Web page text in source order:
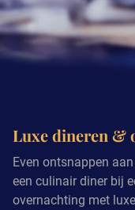
Luxe dineren &
Even ontsnappen
een culinair diner bij
overnachting met